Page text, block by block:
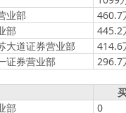
业部
460.7
部
445.2
大道证券营业部
414.6
证券营业部
296.7
部
0